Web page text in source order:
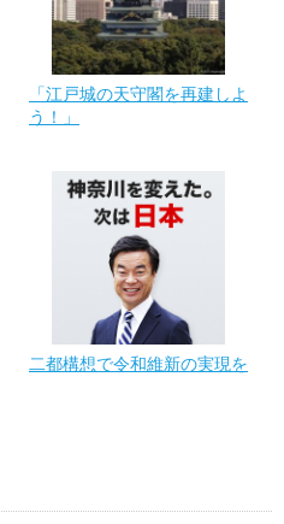
「江戸城の天守閣を再建しよ
う！」
二都構想で令和維新の実現を